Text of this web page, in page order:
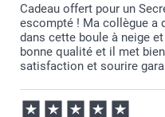
Cadeau offert pour un
escompté ! Ma collègue a
dans cette boule à neige
bonne qualité et il met
satisfaction et sourire